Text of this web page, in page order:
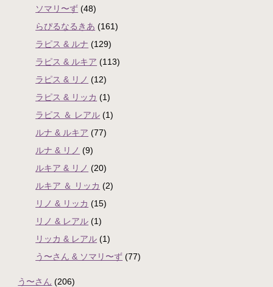
ソマリ〜ず (48)
らぴるなるきあ (161)
ラピス & ルナ (129)
ラピス & ルキア (113)
ラピス & リノ (12)
ラピス & リッカ (1)
ラピス ＆ レアル (1)
ルナ & ルキア (77)
ルナ & リノ (9)
ルキア & リノ (20)
ルキア ＆ リッカ (2)
リノ & リッカ (15)
リノ & レアル (1)
リッカ & レアル (1)
う〜さん & ソマリ〜ず (77)
う〜さん (206)